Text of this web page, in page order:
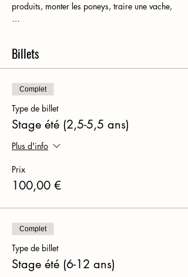
produits, monter les poneys, traire une vache,
…
Billets
Complet
Type de billet
Stage été (2,5-5,5 ans)
Plus d'info
Prix
100,00 €
Complet
Type de billet
Stage été (6-12 ans)